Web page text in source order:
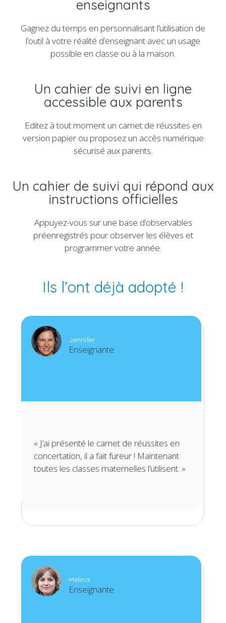
enseignants
Gagnez du temps en personnalisant l’utilisation de
l’outil à votre réalité d’enseignant avec un usage
possible en classe ou à la maison.
Un cahier de suivi en ligne
accessible aux parents
Editez à tout moment un carnet de réussites en
version papier ou proposez un accès numérique
sécurisé aux parents.
Un cahier de suivi qui répond aux
instructions officielles
Appuyez-vous sur une base d’observables
préenregistrés pour observer les élèves et
programmer votre année.
Ils l’ont déjà adopté !
Jennifer
Enseignante
« J’ai présenté le carnet de réussites en
concertation, il a fait fureur ! Maintenant
toutes les classes maternelles l’utilisent. »
Mélina
Enseignante